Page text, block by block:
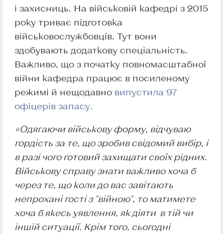
і захисниць. На військовій кафедрі з 2015
року триває підготовка
військовослужбовців. Тут вони
здобувають додаткову спеціальність.
Важливо, що з початку повномасштабної
війни кафедра працює в посиленому
режимі й нещодавно випустила 97
офіцерів запасу.
«Одягаючи військову форму, відчуваю
гордість за те, що зробив свідомий вибір, і
в разі чого готовий захищати своїх рідних.
Військову справу знати важливо хоча б
через те, що коли до вас завітають
непрохані гості з "війною", то матимете
хоча б якесь уявлення, як діяти в тій чи
іншій ситуації. Крім того, сьогодні